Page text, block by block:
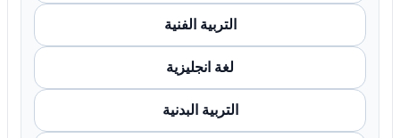
التربية الفنية
لغة انجليزية
التربية البدنية